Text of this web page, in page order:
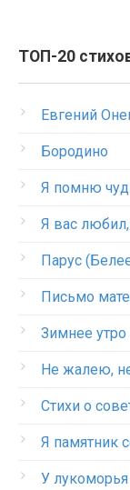
ТОП-20
Евгений
Бородино
Я помню
Я вас
Парус
Письмо
Зимнее
Не жалею,
Стихи о
Я памятник
У